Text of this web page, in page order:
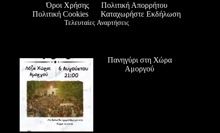
Όροι Χρήσης
Πολιτική Απορρήτου
Πολιτική Cookies
Καταχωρήστε Εκδήλωση
Τελευταίες Αναρτήσεις
Πανηγύρι στη Χώρα
Αμοργού